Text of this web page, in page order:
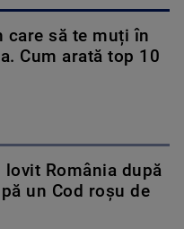
care să te muți în
Cum arată top 10
România după
un Cod roşu de